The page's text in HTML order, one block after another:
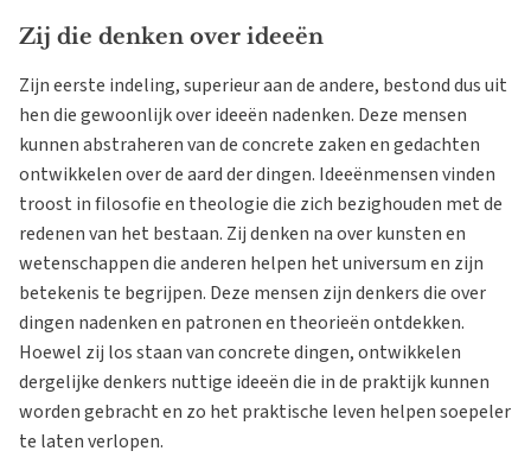
Zij die denken over ideeën
Zijn eerste indeling, superieur aan de andere, bestond dus uit
hen die gewoonlijk over ideeën nadenken. Deze mensen
kunnen abstraheren van de concrete zaken en gedachten
ontwikkelen over de aard der dingen. Ideeënmensen vinden
troost in filosofie en theologie die zich bezighouden met de
redenen van het bestaan. Zij denken na over kunsten en
wetenschappen die anderen helpen het universum en zijn
betekenis te begrijpen. Deze mensen zijn denkers die over
dingen nadenken en patronen en theorieën ontdekken.
Hoewel zij los staan van concrete dingen, ontwikkelen
dergelijke denkers nuttige ideeën die in de praktijk kunnen
worden gebracht en zo het praktische leven helpen soepeler
te laten verlopen.